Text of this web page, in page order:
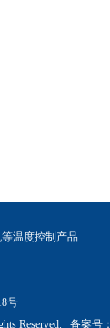
温度控制产品
号
Reserved. 备案号：